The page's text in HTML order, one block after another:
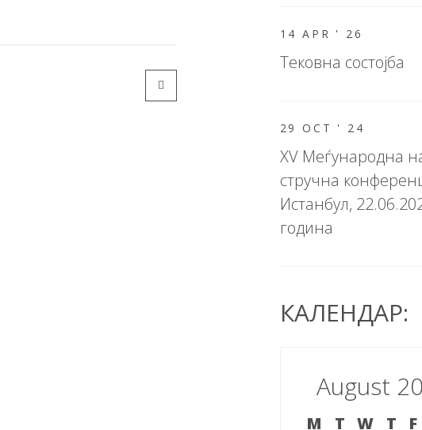
14 APR ' 26
Тековна состојба
29 OCT ' 24
XV Меѓународна
стручна
Истанбул,
година
КАЛЕНДАР:
August
M T W T F